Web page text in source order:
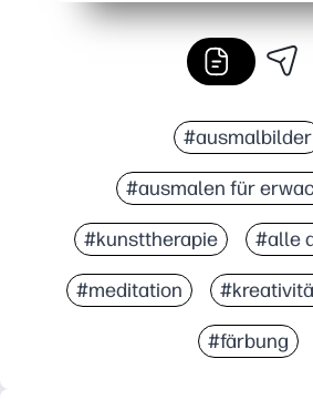
#ausmalbilder
#ausmalen für
#kunsttherapie #alle
#meditation
#färbung